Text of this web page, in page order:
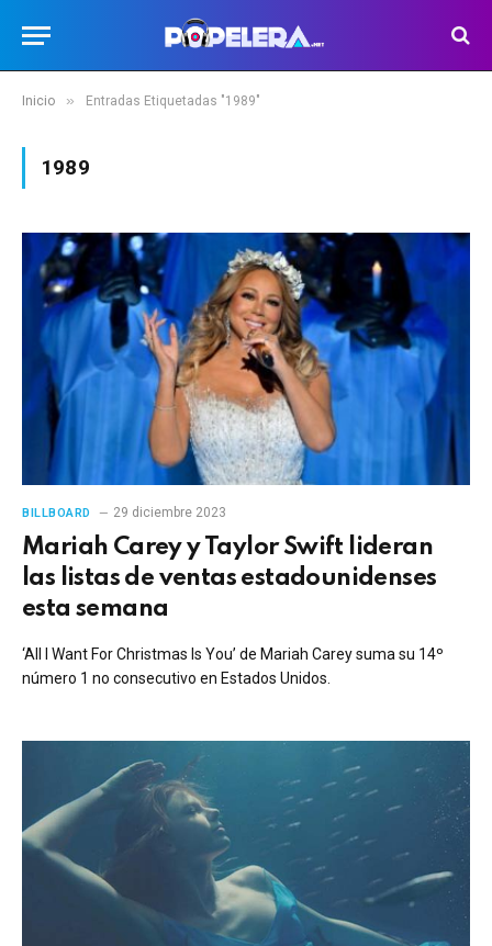
Inicio » Entradas Etiquetadas "1989"
1989
BILLBOARD 29 diciembre 2023
Mariah Carey y Taylor Swift lideran
las listas de ventas estadounidenses
esta semana
‘All I Want For Christmas Is You’ de Mariah Carey suma su 14º
número 1 no consecutivo en Estados Unidos.